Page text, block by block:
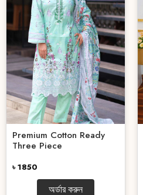
Premium Cotton Ready
Three Piece
৳ 1850
অর্ডার করুন